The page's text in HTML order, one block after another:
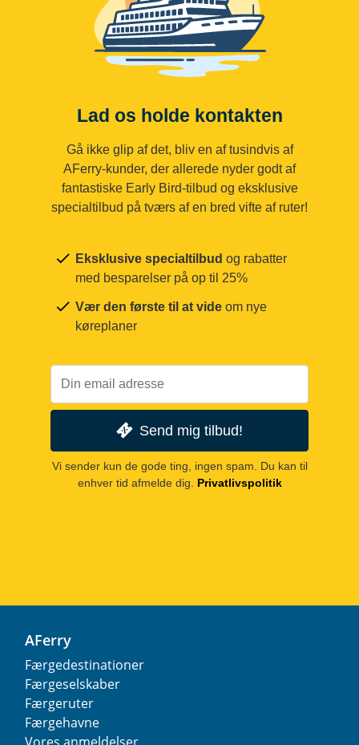
Lad os holde kontakten
Gå ikke glip af det, bliv en af tusindvis af
AFerry-kunder, der allerede nyder godt af
fantastiske Early Bird-tilbud og eksklusive
specialtilbud på tværs af en bred vifte af ruter!
Eksklusive specialtilbud og rabatter
med besparelser på op til 25%
Vær den første til at vide om nye
køreplaner
Send mig tilbud!
Vi sender kun de gode ting, ingen spam. Du kan til
enhver tid afmelde dig.
Privatlivspolitik
AFerry
Færgedestinationer
Færgeselskaber
Færgeruter
Færgehavne